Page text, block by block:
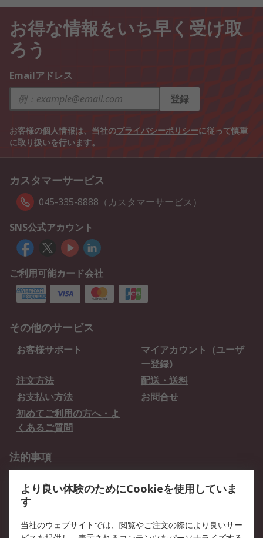
お得な情報をいち早く受け取
ろう
Emailアドレス
登録
お客様の個人情報は、当社のプライバシーポリシーに従って慎重
に取り扱いを行います。
カスタマーサービス
045-335-8888（カスタマーサービス）
SNS公式アカウント
ご利用可能カード会社
その他のサービス
お客様サポート
マイアカウント（ユーザ
ー登録)
注文方法
配送・送料
お支払い方法
お問合せ
初めてご利用の方へ・よ
くあるご質問
法的事項
クッキーポリシー
RSについて
より良い体験のためにCookieを使用していま
す
当社のウェブサイトでは、閲覧やご注文の際により良いサー